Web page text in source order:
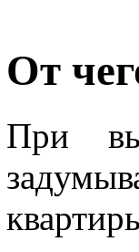
От
При